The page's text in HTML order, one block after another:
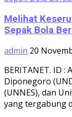
Melihat
Sepak Bola
admin 20
BERITANET. ID
Diponegoro
(UNNES), dan
yang tergabung